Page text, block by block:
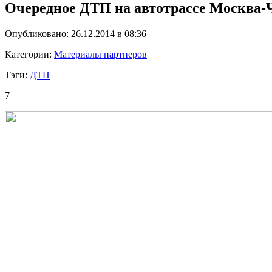
Очередное ДТП на автотрассе Москва-
Опубликовано: 26.12.2014 в 08:36
Категории: Материалы партнеров
Тэги: ДТП
7